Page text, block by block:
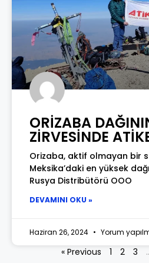
ORİZABA
ZİRVESİNDE
Orizaba, aktif olmayan bir
Meksika’daki en yüksek
Rusya Distribütörü OOO
DEVAMINI OKU »
Haziran 26, 2024 Yorum
« Previous 1 2 3